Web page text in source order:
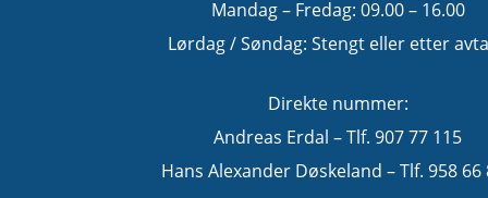
Mandag – Fredag: 09.00 – 16.00
Lørdag / Søndag: Stengt eller etter
Direkte nummer:
Andreas Erdal – Tlf. 907 77 115
Hans Alexander Døskeland – Tlf. 958 66